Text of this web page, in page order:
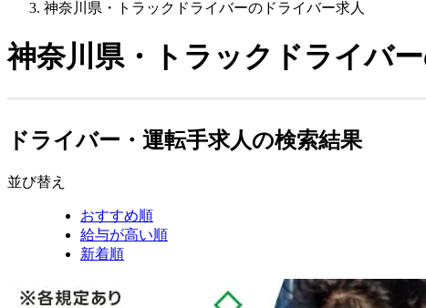
神奈川県・トラックドライバーのドライバー求人
神奈川県・トラックドライバ
ドライバー・運転手求人の検索結果
並び替え
おすすめ順
給与が高い順
新着順